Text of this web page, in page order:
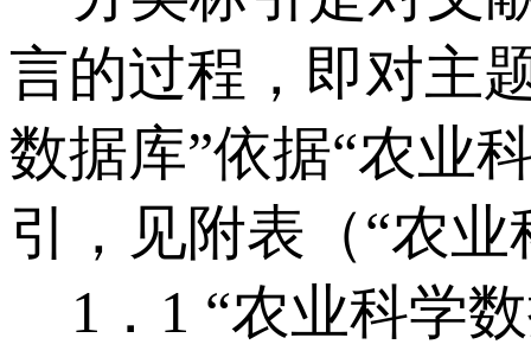
言的过程，即对主
数据库”依据“农业
引，见附表（“农
1．1 “农业科学